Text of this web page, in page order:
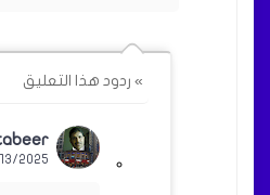
» ردود هذا التعليق
11/13/2025